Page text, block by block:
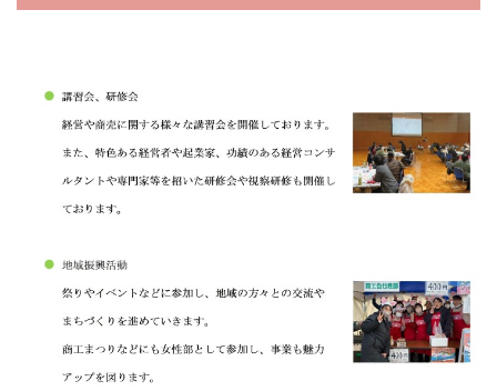
「富来観光に関するアンケート」調査結果報告
とぎなび（志賀町富来の観光・グルメ情報サイト）